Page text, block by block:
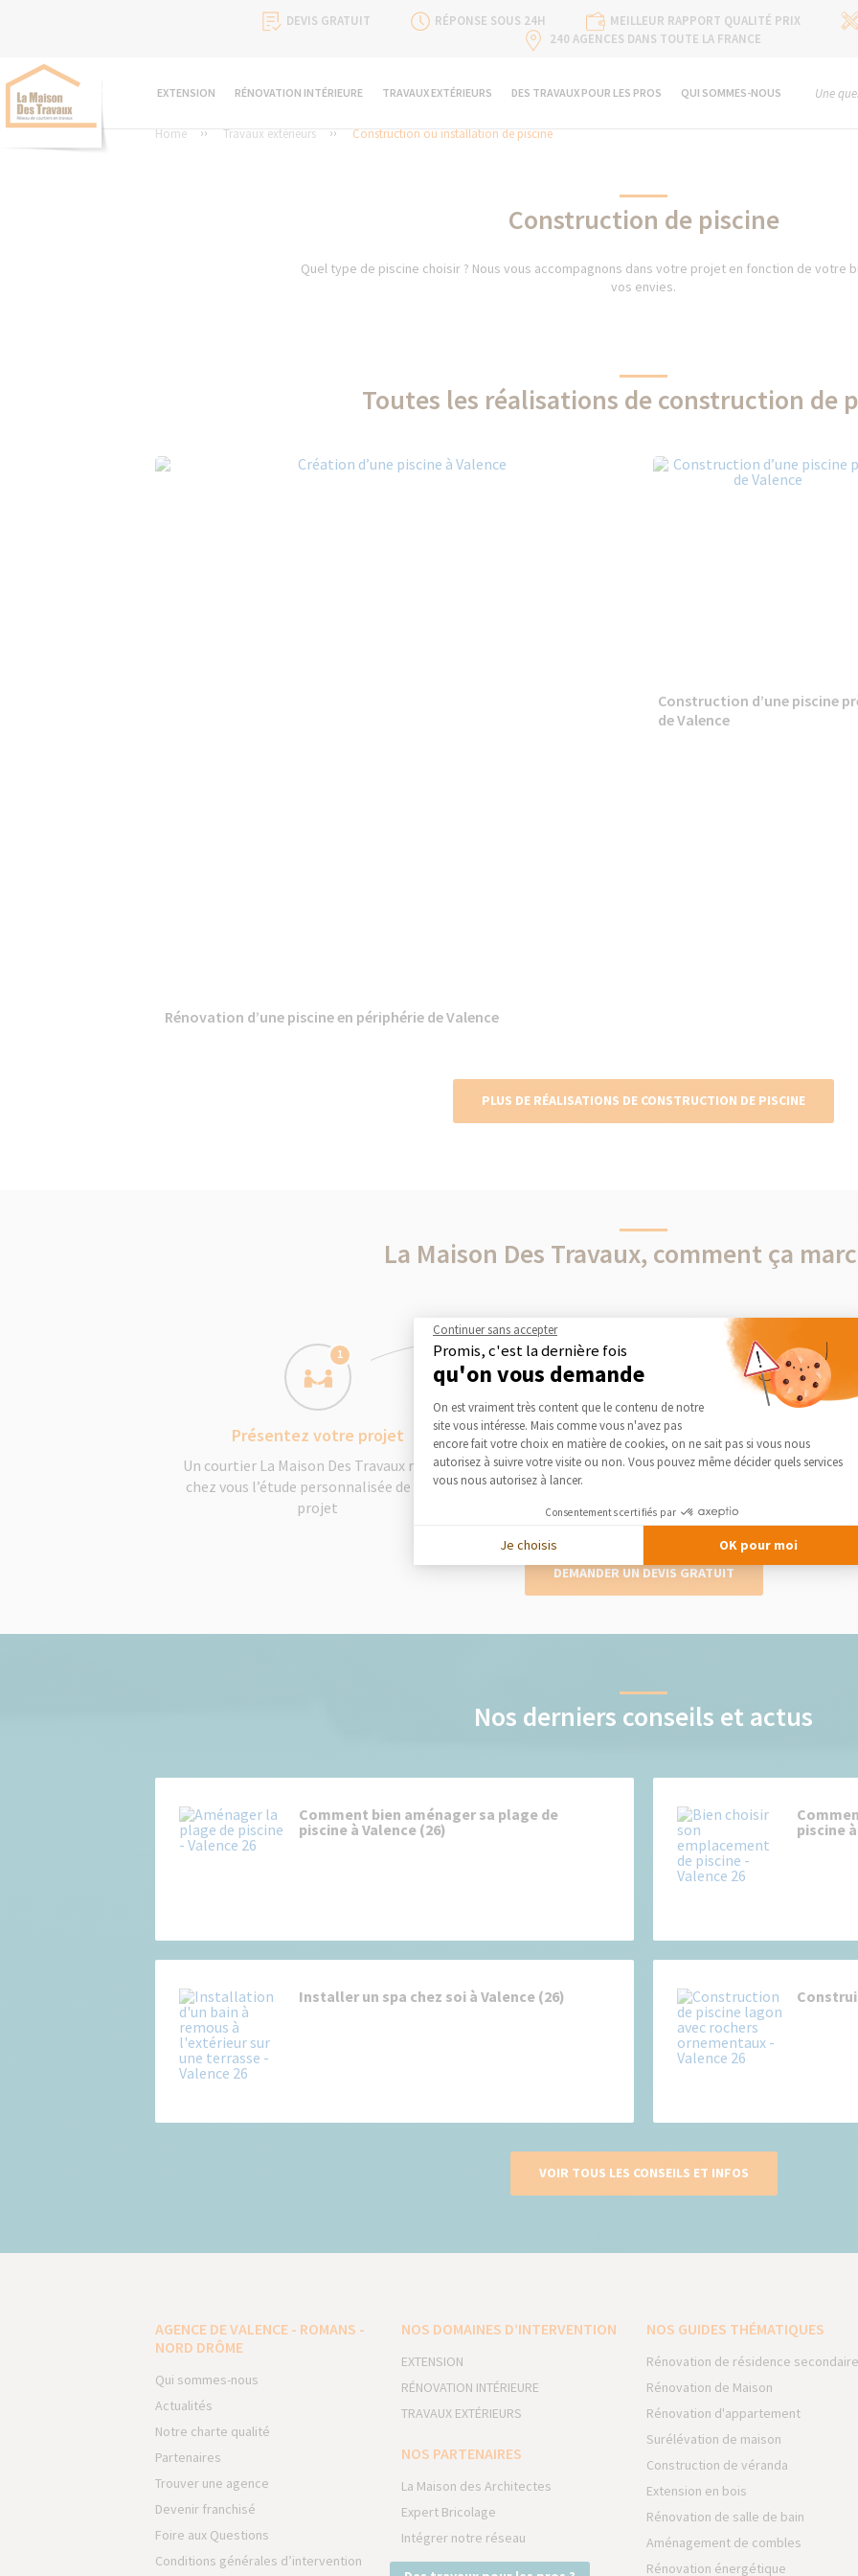
DEVIS GRATUIT RÉPONSE SOUS 24H
MEILLEUR RAPPORT QUALITÉ PRIX
240 AGENCES DANS TOUTE LA FRANCE
EXTENSION RÉNOVATION INTÉRIEURE TRAVAUX EXTÉRIEURS DES TRAVAUX POUR LES PROS QUI SOMMES-NOUS Une
Home Travaux extérieurs Construction ou installation de piscine
Construction de piscine
Quel type de piscine choisir ? Nous vous accompagnons dans votre projet en fonction de votre
vos envies.
Toutes les réalisations de construction de
Rénovation d’une piscine en périphérie de Valence
Construction d’une piscine
de Valence
PLUS DE RÉALISATIONS DE CONSTRUCTION DE PISCINE
La Maison Des Travaux, comment ça
1
Présentez votre projet
Un courtier La Maison Des Travaux réalise
chez vous l’étude personnalisée de votre
projet
Obtenez des devis gratuits
Le courtier vous présente gratuitement et
sans engagement les devis des artisans qu’il
a séléctionnés pour votre projet
DEMANDER UN DEVIS GRATUIT
Nos derniers conseils et actus
Comment bien aménager sa plage de
piscine à Valence (26)
piscine
Installer un spa chez soi à Valence (26)
VOIR TOUS LES CONSEILS ET INFOS
AGENCE DE VALENCE - ROMANS -
NORD DRÔME
Qui sommes-nous
Actualités
Notre charte qualité
Partenaires
Trouver une agence
Devenir franchisé
Foire aux Questions
Conditions générales d’intervention
NOS DOMAINES D’INTERVENTION
EXTENSION
RÉNOVATION INTÉRIEURE
TRAVAUX EXTÉRIEURS
NOS PARTENAIRES
La Maison des Architectes
Expert Bricolage
Intégrer notre réseau
NOS GUIDES THÉMATIQUES
Rénovation de résidence
Rénovation de Maison
Rénovation d'appartement
Surélévation de maison
Construction de véranda
Extension en bois
Rénovation de salle de bain
Aménagement de combles
Rénovation énergétique
Continuer sans accepter
Promis, c'est la dernière fois
qu'on vous demande
Plateforme de Gestion du Consentement
On est vraiment très content que le contenu de notre
site vous intéresse. Mais comme vous n'avez pas
encore fait votre choix en matière de cookies, on ne sait pas si vous nous
autorisez à suivre votre visite ou non. Vous pouvez même décider quels services
vous nous autorisez à lancer.
Consentements certifiés par
Je choisis OK pour moi
Axeptio consent